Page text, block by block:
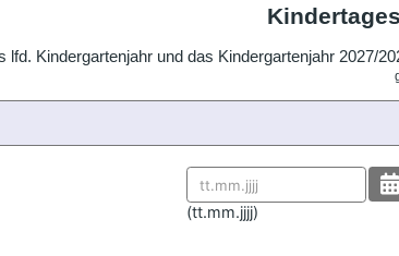
lfd. Kindergartenjahr und das Kindergartenjahr 2027/
(Datum format:
tt.mm.jjjj)